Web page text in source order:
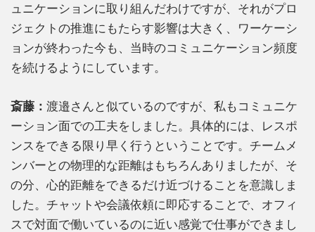
ュニケーションに取り組んだわけですが、それがプロ
ジェクトの推進にもたらす影響は大きく、ワーケーシ
ョンが終わった今も、当時のコミュニケーション頻度
を続けるようにしています。
斎藤： 渡邉さんと似ているのですが、私もコミュニケ
ーション面での工夫をしました。具体的には、レスポ
ンスをできる限り早く行うということです。チームメ
ンバーとの物理的な距離はもちろんありましたが、そ
の分、心的距離をできるだけ近づけることを意識しま
した。チャットや会議依頼に即応することで、オフィ
スで対面で働いているのに近い感覚で仕事ができまし